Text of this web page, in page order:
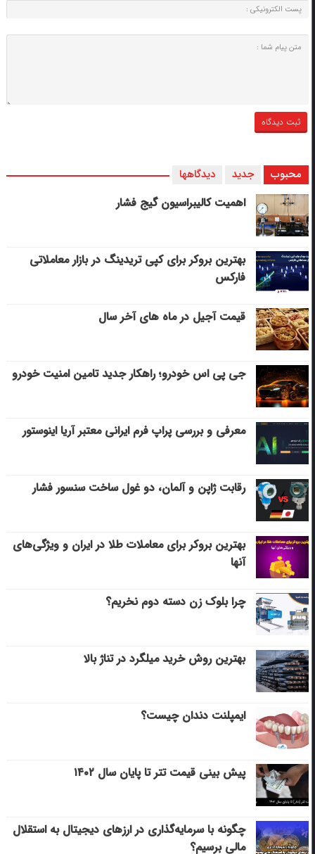
محبوب جدید دیدگاهها
اهمیت کالیبراسیون گیج فشار
بهترین بروکر برای کپی‌ تریدینگ در بازار معاملاتی
فارکس
قیمت آجیل در ماه های آخر سال
جی پی اس خودرو؛ راهکار جدید تامین امنیت خودرو
معرفی و بررسی پراپ فرم ایرانی معتبر آریا اینوستور
رقابت ژاپن و آلمان، دو غول ساخت سنسور فشار
بهترین بروکر برای معاملات طلا در ایران و ویژگی‌های
آنها
چرا بلوک زن دسته دوم نخریم؟
بهترین روش خرید میلگرد در تناژ بالا
ایمپلنت دندان چیست؟
پیش بینی قیمت تتر تا پایان سال ۱۴۰۲
چگونه با سرمایه‌گذاری در ارزهای دیجیتال به استقلال
مالی برسیم؟